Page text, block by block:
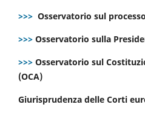
>>> Osservatorio sul
>>> Osservatorio sulla
>>> Osservatorio sul
(OCA)
Giurisprudenza delle Corti